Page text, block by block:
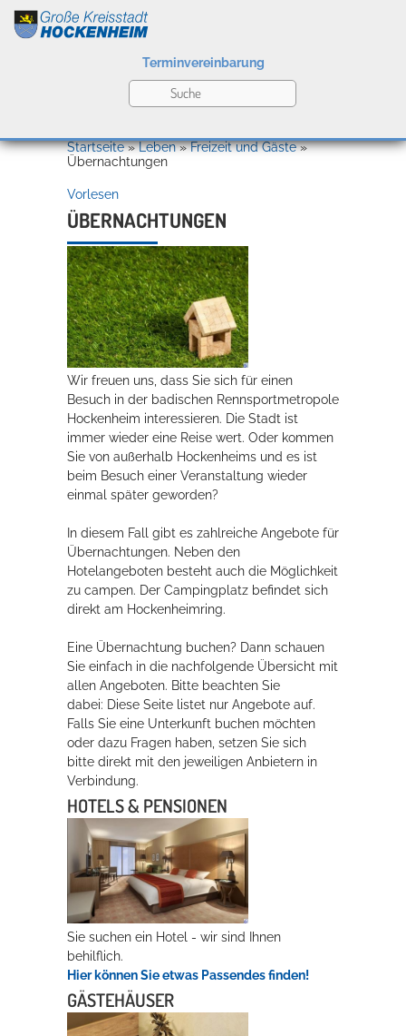
Kultur
Bildung
Wirtschaft
Rathaus
Terminvereinbarung
Willkommen in Hockenheim
Konzerte, Tagungen und vieles mehr
Die Stadthalle Hockenheim bietet den perfekten Standort für Events
Erleben in Hockenheim
Spaß unter prickelnden Wasserfällen, das rauschende Meer im
Wellenbecken oder doch lieber die pure Entspannung auf der
Sprudelliege im Solebecken?
mehr dazu...
Startseite»Leben»Freizeit und Gäste»
Übernachtungen
Vorlesen
ÜBERNACHTUNGEN
Wir freuen uns, dass Sie sich für einen
Besuch in der badischen Rennsportmetropole
Hockenheim interessieren. Die Stadt ist
immer wieder eine Reise wert. Oder kommen
Sie von außerhalb Hockenheims und es ist
beim Besuch einer Veranstaltung wieder
einmal später geworden?
In diesem Fall gibt es zahlreiche Angebote für
Übernachtungen. Neben den
Hotelangeboten besteht auch die Möglichkeit
zu campen. Der Campingplatz befindet sich
direkt am Hockenheimring.
Eine Übernachtung buchen? Dann schauen
Sie einfach in die nachfolgende Übersicht mit
allen Angeboten. Bitte beachten Sie
dabei: Diese Seite listet nur Angebote auf.
Falls Sie eine Unterkunft buchen möchten
oder dazu Fragen haben, setzen Sie sich
bitte direkt mit den jeweiligen Anbietern in
Verbindung.
HOTELS & PENSIONEN
Sie suchen ein Hotel - wir sind Ihnen
behilflich.
Hier können Sie etwas Passendes finden!
GÄSTEHÄUSER